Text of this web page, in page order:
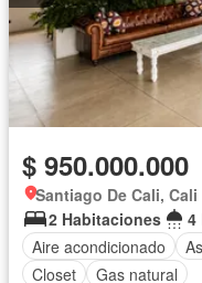
$ 950.000.000
Santiago De Cali, Cali
2 Habitaciones
4
Aire acondicionado
Closet
Gas natural